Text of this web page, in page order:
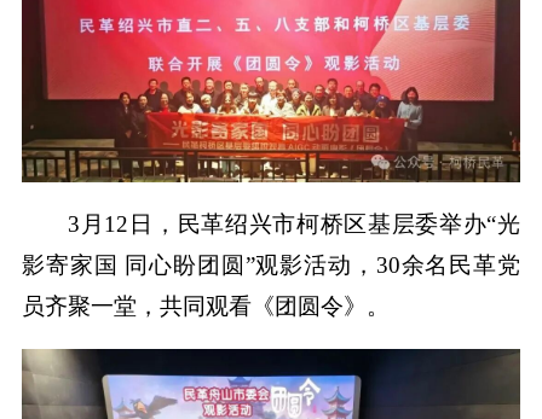
3月12日，民革绍兴市柯桥区基层委举办“光
影寄家国 同心盼团圆”观影活动，30余名民革党
员齐聚一堂，共同观看《团圆令》。